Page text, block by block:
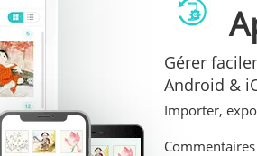
Gérer
Android &
Importer,
Commentaires